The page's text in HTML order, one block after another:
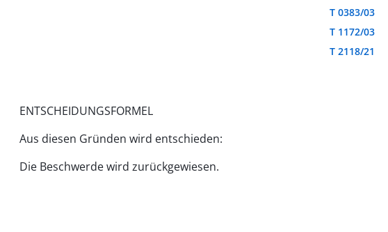
T 0383/03
T 1172/03
T 2118/21
ENTSCHEIDUNGSFORMEL
Aus diesen Gründen wird entschieden:
Die Beschwerde wird zurückgewiesen.